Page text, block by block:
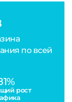
по всей
рост